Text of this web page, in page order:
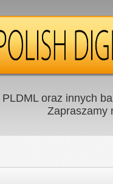
PLDML oraz innych
Zapraszamy